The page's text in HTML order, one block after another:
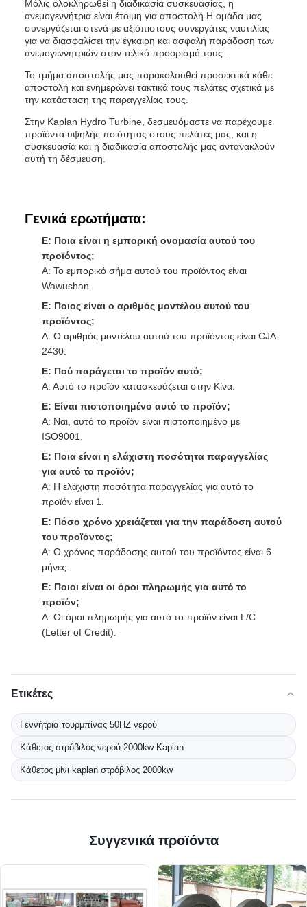
Μόλις ολοκληρωθεί η διαδικασία συσκευασίας, η
ανεμογεννήτρια είναι έτοιμη για αποστολή.Η ομάδα μας
συνεργάζεται στενά με αξιόπιστους συνεργάτες ναυτιλίας
για να διασφαλίσει την έγκαιρη και ασφαλή παράδοση των
ανεμογεννητριών στον τελικό προορισμό τους..
Το τμήμα αποστολής μας παρακολουθεί προσεκτικά κάθε
αποστολή και ενημερώνει τακτικά τους πελάτες σχετικά με
την κατάσταση της παραγγελίας τους.
Στην Kaplan Hydro Turbine, δεσμευόμαστε να παρέχουμε
προϊόντα υψηλής ποιότητας στους πελάτες μας, και η
συσκευασία και η διαδικασία αποστολής μας αντανακλούν
αυτή τη δέσμευση.
Γενικά ερωτήματα:
Ε: Ποια είναι η εμπορική ονομασία αυτού του
προϊόντος;
Α: Το εμπορικό σήμα αυτού του προϊόντος είναι
Wawushan.
Ε: Ποιος είναι ο αριθμός μοντέλου αυτού του
προϊόντος;
Α: Ο αριθμός μοντέλου αυτού του προϊόντος είναι CJA-
2430.
Ε: Πού παράγεται το προϊόν αυτό;
Α: Αυτό το προϊόν κατασκευάζεται στην Κίνα.
Ε: Είναι πιστοποιημένο αυτό το προϊόν;
Α: Ναι, αυτό το προϊόν είναι πιστοποιημένο με
ISO9001.
Ε: Ποια είναι η ελάχιστη ποσότητα παραγγελίας
για αυτό το προϊόν;
Α: Η ελάχιστη ποσότητα παραγγελίας για αυτό το
προϊόν είναι 1.
Ε: Πόσο χρόνο χρειάζεται για την παράδοση αυτού
του προϊόντος;
Α: Ο χρόνος παράδοσης αυτού του προϊόντος είναι 6
μήνες.
Ε: Ποιοι είναι οι όροι πληρωμής για αυτό το
προϊόν;
Α: Οι όροι πληρωμής για αυτό το προϊόν είναι L/C
(Letter of Credit).
Ετικέτες
Γεννήτρια τουρμπίνας 50HZ νερού
Κάθετος στρόβιλος νερού 2000kw Kaplan
Κάθετος μίνι kaplan στρόβιλος 2000kw
Συγγενικά προϊόντα